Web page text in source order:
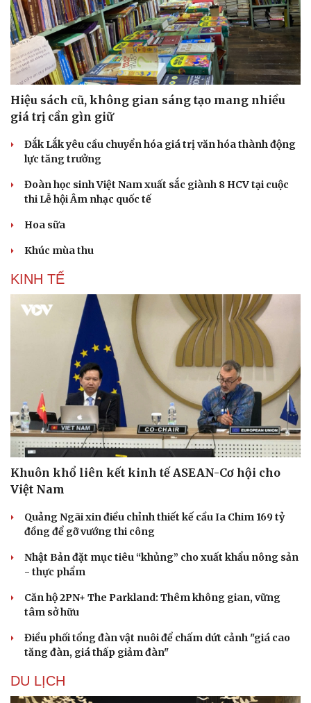
Doanh nghiệp
Thông tin doanh nghiệp
Doanh nghiệp 24h
Doanh nhân
Vì cộng đồng
Công nghệ
Sành điệu
Tin Công nghệ
Trải nghiệm
Hiệu sách cũ, không gian sáng tạo mang nhiều
giá trị cần gìn giữ
Đắk Lắk yêu cầu chuyển hóa giá trị văn hóa thành động
lực tăng trưởng
Đoàn học sinh Việt Nam xuất sắc giành 8 HCV tại cuộc
thi Lễ hội Âm nhạc quốc tế
Hoa sữa
Khúc mùa thu
KINH TẾ
Khuôn khổ liên kết kinh tế ASEAN-Cơ hội cho
Việt Nam
Quảng Ngãi xin điều chỉnh thiết kế cầu Ia Chim 169 tỷ
đồng để gỡ vướng thi công
Nhật Bản đặt mục tiêu “khủng” cho xuất khẩu nông sản
- thực phẩm
Căn hộ 2PN+ The Parkland: Thêm không gian, vững
tâm sở hữu
Điều phối tổng đàn vật nuôi để chấm dứt cảnh "giá cao
tăng đàn, giá thấp giảm đàn"
DU LỊCH